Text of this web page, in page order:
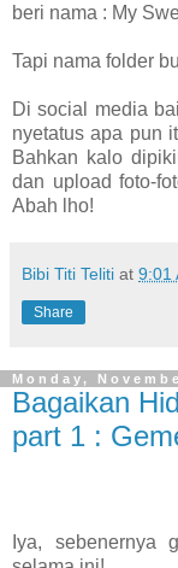
beri nama : My
Tapi nama folder
Di social media
nyetatus apa pun
Bahkan kalo
dan upload foto-
Abah lho!
Bibi Titi Teliti at 9:01
Share
Monday,
Bagaikan
part 1 :
Iya, sebenernya